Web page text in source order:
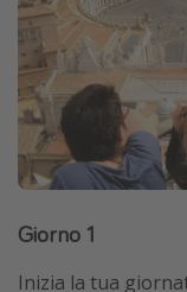
Giorno 1
Inizia la tua